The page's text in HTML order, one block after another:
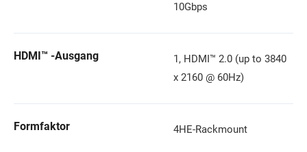
10Gbps
HDMI™ -Ausgang
1, HDMI™ 2.0 (up to 3840
x 2160 @ 60Hz)
Formfaktor 4HE-Rackmount